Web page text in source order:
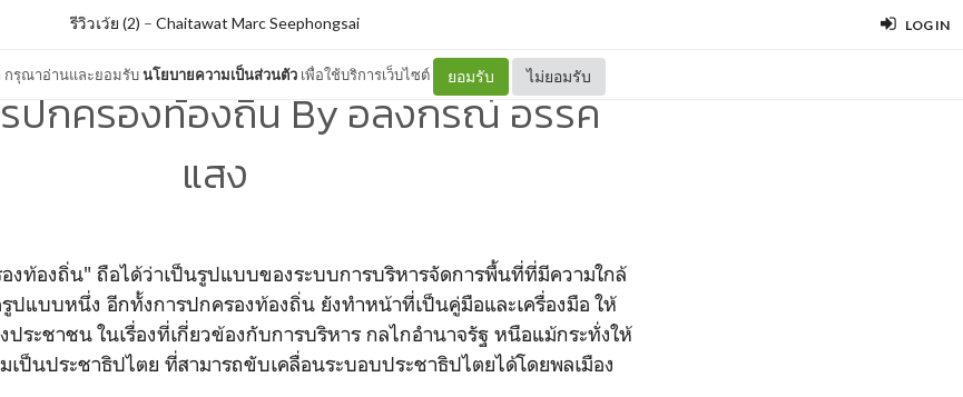
LOG IN
กรุณาอ่านและยอมรับนโยบายความเป็นส่วนตัว เพื่อใช้บริการเว็บไซต์ ยอมรับ ไม่ยอมรับ
รีวิวเว้ย (2) – Chaitawat Marc Seephongsai
ปกครองท้องถิ่น By อลงกรณ์ อรรค
แสง
องท้องถิ่น" ถือได้ว่าเป็นรูปแบบของระบบการบริหารจัดการพื้นที่ที่มีความใกล้
แบบหนึ่ง อีกทั้งการปกครองท้องถิ่น ยังทำหน้าที่เป็นคู่มือและเครื่องมือ ให้
ประชาชน ในเรื่องที่เกี่ยวข้องกับการบริหาร กลไกอำนาจรัฐ หนือแม้กระทั่งให้
เป็นประชาธิปไตย ที่สามารถขับเคลื่อนระบอบประชาธิปไตยได้โดยพลเมือง